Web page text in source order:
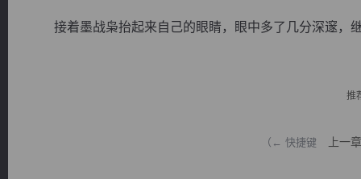
接着墨战枭抬起来自己的眼睛，眼中多了几分深邃，
推
（← 快捷键 上一章